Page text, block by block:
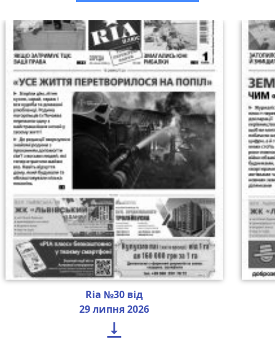
Ria №30 від
29 липня 2026
